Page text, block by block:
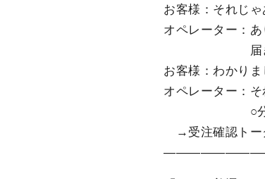
お客様：それじゃ
オペレーター：
届きました
お客様：わかりま
オペレーター：
○分程お時
→受注確認トー